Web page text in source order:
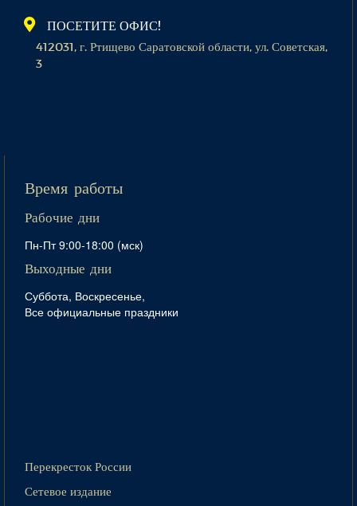
ПОСЕТИТЕ ОФИС!
412031, г. Ртищево Саратовской области, ул. Советская,
3
Время работы
Рабочие дни
Пн-Пт 9:00-18:00 (мск)
Выходные дни
Суббота, Воскресенье,
Все официальные праздники
Перекресток России
Сетевое издание